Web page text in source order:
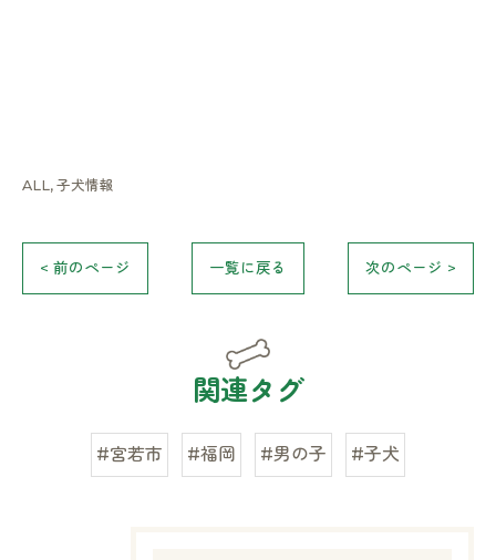
ALL 子犬情報
< 前のページ 一覧に戻る 次のページ >
関連タグ
#宮若市 #福岡 #男の子 #子犬